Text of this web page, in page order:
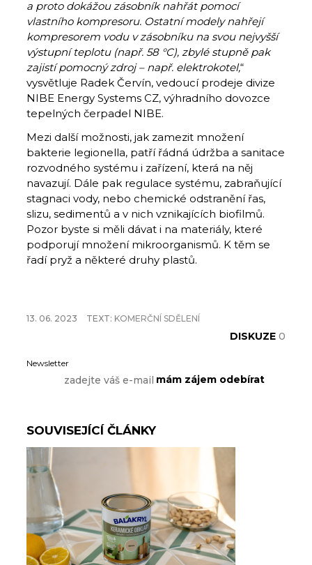
a proto dokážou zásobník nahřát pomocí
vlastního kompresoru. Ostatní modely nahřejí
kompresorem vodu v zásobníku na svou nejvyšší
výstupní teplotu (např. 58 °C), zbylé stupně pak
zajistí pomocný zdroj – např. elektrokotel,“
vysvětluje Radek Červín, vedoucí prodeje divize
NIBE Energy Systems CZ, výhradního dovozce
tepelných čerpadel NIBE.
Mezi další možnosti, jak zamezit množení
bakterie legionella, patří řádná údržba a sanitace
rozvodného systému i zařízení, která na něj
navazují. Dále pak regulace systému, zabraňující
stagnaci vody, nebo chemické odstranění řas,
slizu, sedimentů a v nich vznikajících biofilmů.
Pozor byste si měli dávat i na materiály, které
podporují množení mikroorganismů. K těm se
řadí pryž a některé druhy plastů.
13. 06. 2023 TEXT: KOMERČNÍ SDĚLENÍ
DISKUZE 0
Newsletter
SOUVISEJÍCÍ ČLÁNKY